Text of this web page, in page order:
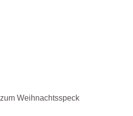
Weihnachtsspeck